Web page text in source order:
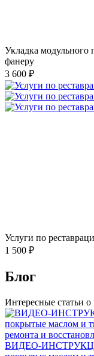
Укладка
фанеру
3 600 ₽
Услуги по
1 500 ₽
Блог
Интересные статьи
ВИДЕО-